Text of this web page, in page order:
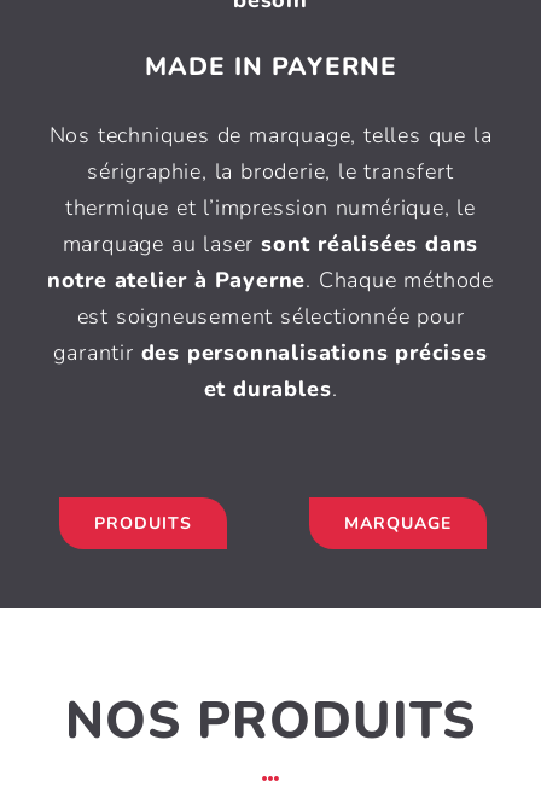
MADE IN PAYERNE
Nos techniques de marquage, telles que la
sérigraphie, la broderie, le transfert
thermique et l’impression numérique, le
marquage au lasersont réalisées dans
notre atelier à Payerne. Chaque méthode
est soigneusement sélectionnée pour
garantir des personnalisations précises
et durables.
PRODUITS MARQUAGE
NOS PRODUITS